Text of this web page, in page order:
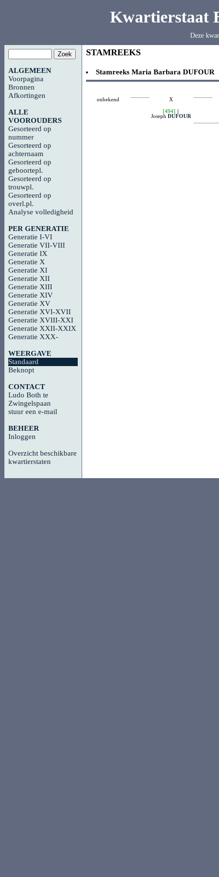
Kwartierstaat
Deze
ALGEMEEN
Voorpagina
Bronnen
Afkortingen
ALLE
VOOROUDERS
Gesorteerd op
nummer
Gesorteerd op
achternaam
Gesorteerd op
geboortepl.
Gesorteerd op
trouwpl.
Gesorteerd op
overl.pl.
Analyse volledigheid
PER GENERATIE
Generatie I-VI
Generatie VII-VIII
Generatie IX
Generatie X
Generatie XI
Generatie XII
Generatie XIII
Generatie XIV
Generatie XV
Generatie XVI-XVII
Generatie XVIII-XXI
Generatie XXII-XXIX
Generatie XXX-
WEERGAVE
Standaard
Beknopt
CONTACT
Ludo Both te
Zwingelspaan
stuur een e-mail
BEHEER
Inloggen
Overzicht beschikbare
kwartierstaten
STAMREEKS
Stamreeks Maria Barbara DUFOUR
onbekend
X
[494] ||
Joseph DUFOUR